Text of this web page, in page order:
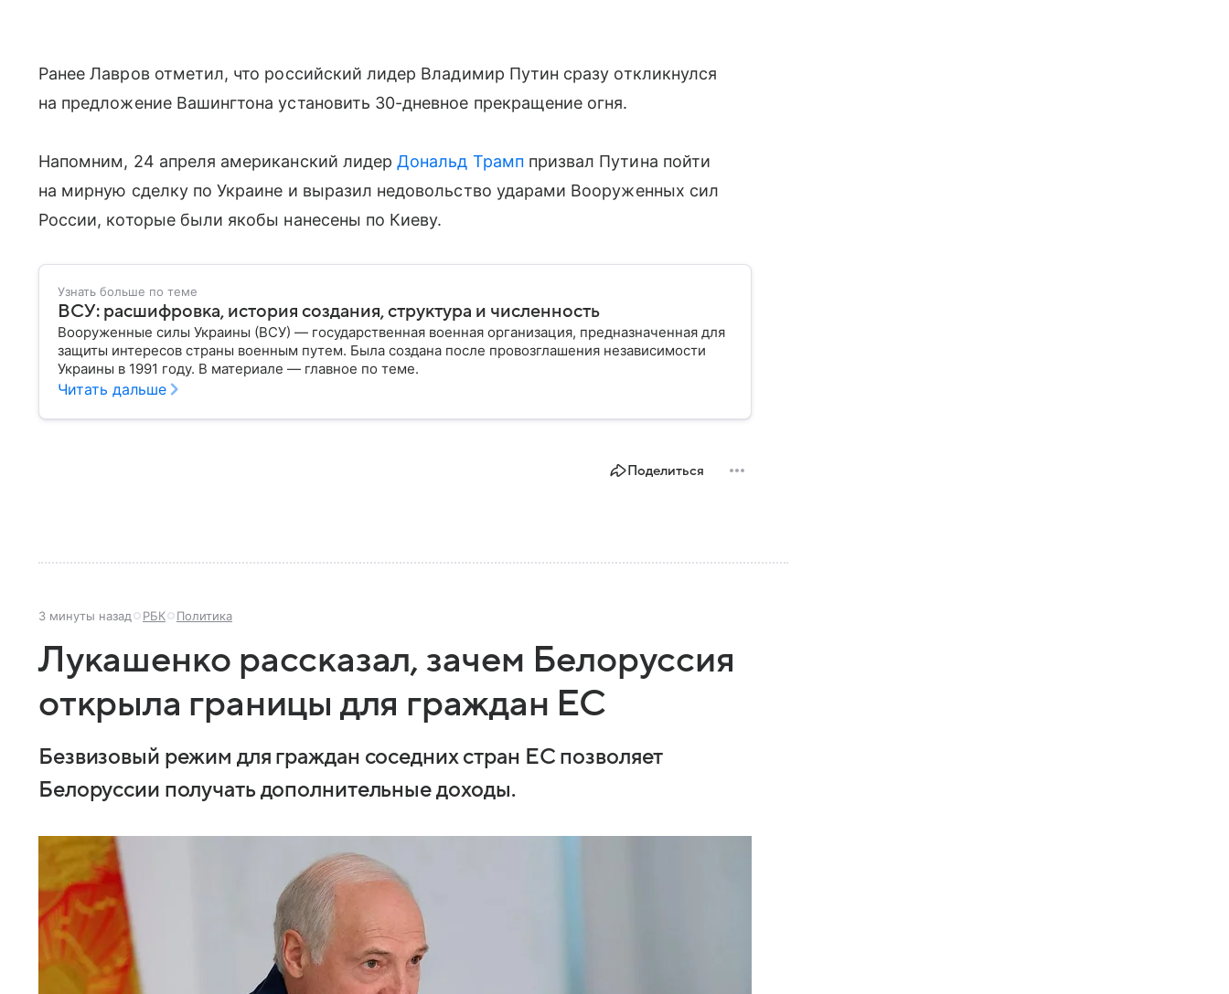
Ранее Лавров отметил, что российский лидер Владимир Путин сразу откликнулся
на предложение Вашингтона установить 30-дневное прекращение огня.
Напомним, 24 апреля американский лидерДональд Трамп призвал Путина пойти
на мирную сделку по Украине и выразил недовольство ударами Вооруженных сил
России, которые были якобы нанесены по Киеву.
Узнать больше по теме
ВСУ: расшифровка, история создания, структура и численность
Вооруженные силы Украины (ВСУ) — государственная военная организация, предназначенная для
защиты интересов страны военным путем. Была создана после провозглашения независимости
Украины в 1991 году. В материале — главное по теме.
Читать дальше
Поделиться
3 минуты назад РБК Политика
Лукашенко рассказал, зачем Белоруссия
открыла границы для граждан ЕС
Безвизовый режим для граждан соседних стран ЕС позволяет
Белоруссии получать дополнительные доходы.